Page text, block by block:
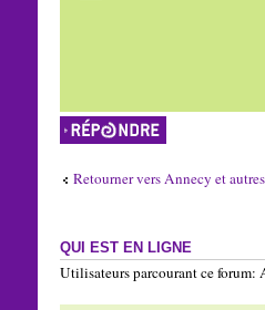
Répondre
Retourner vers Annecy et
QUI EST EN LIGNE
Utilisateurs parcourant ce